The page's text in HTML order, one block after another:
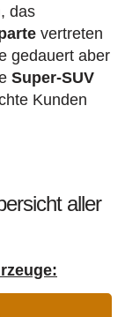
das
vertreten
gedauert aber
Super-SUV
Kunden
aller